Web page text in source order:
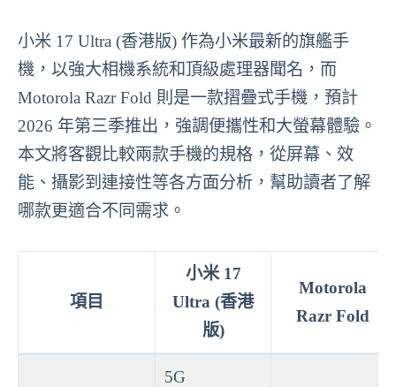
小米 17 Ultra (香港版) 作為小米最新的旗艦手
機，以強大相機系統和頂級處理器聞名，而
Motorola Razr Fold 則是一款摺疊式手機，預計
2026 年第三季推出，強調便攜性和大螢幕體驗。
本文將客觀比較兩款手機的規格，從屏幕、效
能、攝影到連接性等各方面分析，幫助讀者了解
哪款更適合不同需求。
項目
小米 17
Ultra (香港
版)
Motorola
Razr Fold
5G